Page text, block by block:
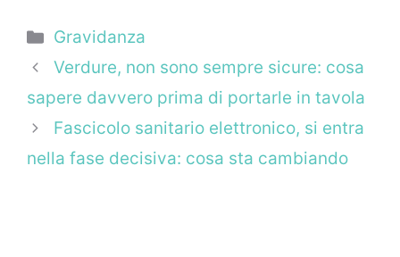
Categorie
Gravidanza
Verdure, non sono sempre sicure: cosa
sapere davvero prima di portarle in tavola
Fascicolo sanitario elettronico, si entra
nella fase decisiva: cosa sta cambiando